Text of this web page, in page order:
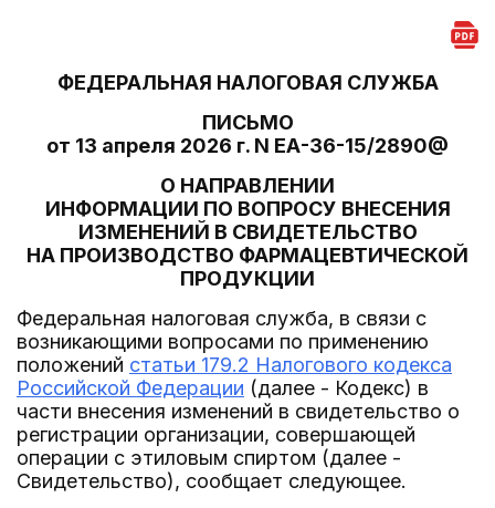
ФЕДЕРАЛЬНАЯ НАЛОГОВАЯ СЛУЖБА
ПИСЬМО
от 13 апреля 2026 г. N ЕА-36-15/2890@
О НАПРАВЛЕНИИ
ИНФОРМАЦИИ ПО ВОПРОСУ ВНЕСЕНИЯ
ИЗМЕНЕНИЙ В СВИДЕТЕЛЬСТВО
НА ПРОИЗВОДСТВО ФАРМАЦЕВТИЧЕСКОЙ
ПРОДУКЦИИ
Федеральная налоговая служба, в связи с
возникающими вопросами по применению
положений статьи 179.2 Налогового кодекса
Российской Федерации (далее - Кодекс) в
части внесения изменений в свидетельство о
регистрации организации, совершающей
операции с этиловым спиртом (далее -
Свидетельство), сообщает следующее.